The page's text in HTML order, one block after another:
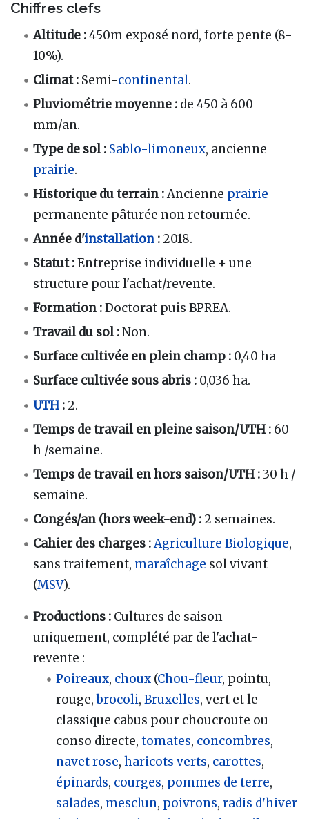
Chiffres clefs
Altitude :450m exposé nord, forte pente (8-
10%).
Climat : Semi-continental.
Pluviométrie moyenne : de 450 à 600
mm/an.
Type de sol : Sablo-limoneux, ancienne
prairie.
Historique du terrain :Ancienne prairie
permanente pâturée non retournée.
Année d'installation : 2018.
Statut :Entreprise individuelle + une
structure pour l'achat/revente.
Formation :Doctorat puis BPREA.
Travail du sol :Non.
Surface cultivée en plein champ : 0,40 ha
Surface cultivée sous abris : 0,036 ha.
UTH : 2.
Temps de travail en pleine saison/UTH : 60
h /semaine.
Temps de travail en hors saison/UTH : 30 h /
semaine.
Congés/an (hors week-end) : 2 semaines.
Cahier des charges :Agriculture Biologique,
sans traitement, maraîchage sol vivant
(MSV).
Productions : Cultures de saison
uniquement, complété par de l'achat-
revente :
Poireaux, choux (Chou-fleur, pointu,
rouge,brocoli,Bruxelles, vert et le
classique cabus pour choucroute ou
conso directe,tomates, concombres,
navet rose,haricots verts, carottes,
épinards, courges, pommes de terre,
salades, mesclun, poivrons,radis d'hiver